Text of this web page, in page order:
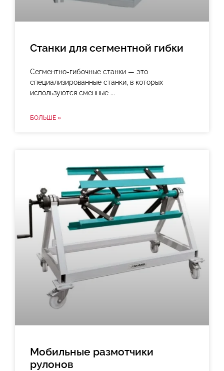
Станки для сегментной гибки
Сегментно-гибочные станки — это
специализированные станки, в которых
используются сменные
БОЛЬШЕ »
Мобильные размотчики
рулонов